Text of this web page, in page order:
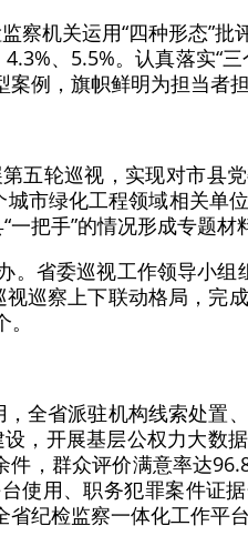
察机关运用“四种形态”批
、5.5%。认真落实“三
例，旗帜鲜明为担当者担
五轮巡视，实现对市县
市绿化工程领域相关单
把手”的情况形成专题材
。省委巡视工作领导小组
巡察上下联动格局，完
全省派驻机构线索处置
，开展基层公权力大数据
，群众评价满意率达
使用、职务犯罪案件证
纪检监察一体化工作平